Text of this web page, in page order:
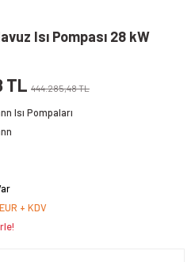
Isı Pompası 28 kW
TL 444.285,48 TL
Isı Pompaları
+ KDV